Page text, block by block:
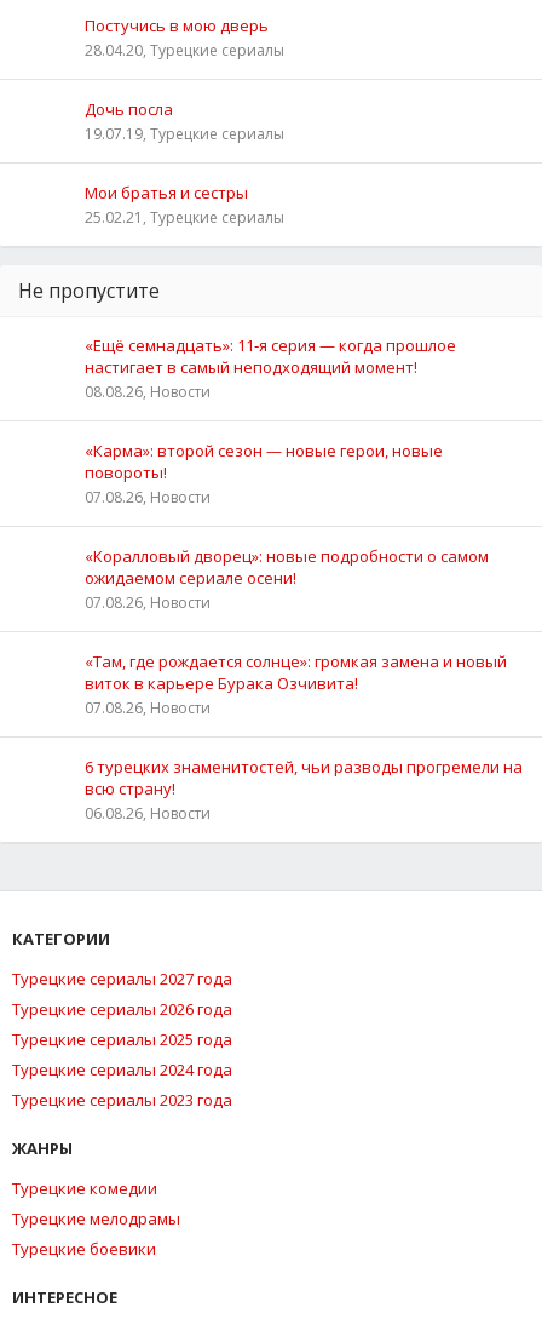
Постучись в мою дверь
28.04.20, Турецкие сериалы
Дочь посла
19.07.19, Турецкие сериалы
Мои братья и сестры
25.02.21, Турецкие сериалы
Не пропустите
«Ещё семнадцать»: 11‑я серия — когда прошлое
настигает в самый неподходящий момент!
08.08.26, Новости
«Карма»: второй сезон — новые герои, новые
повороты!
07.08.26, Новости
«Коралловый дворец»: новые подробности о самом
ожидаемом сериале осени!
07.08.26, Новости
«Там, где рождается солнце»: громкая замена и новый
виток в карьере Бурака Озчивита!
07.08.26, Новости
6 турецких знаменитостей, чьи разводы прогремели на
всю страну!
06.08.26, Новости
КАТЕГОРИИ
Турецкие сериалы 2027 года
Турецкие сериалы 2026 года
Турецкие сериалы 2025 года
Турецкие сериалы 2024 года
Турецкие сериалы 2023 года
ЖАНРЫ
Турецкие комедии
Турецкие мелодрамы
Турецкие боевики
ИНТЕРЕСНОЕ